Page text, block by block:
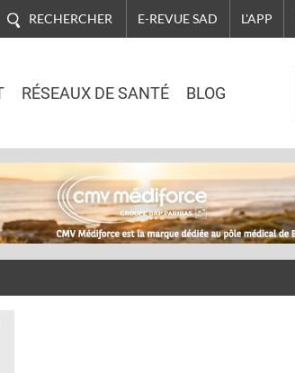
RECHERCHER E-REVUE SAD L'APP
RÉSEAUX DE SANTÉ BLOG